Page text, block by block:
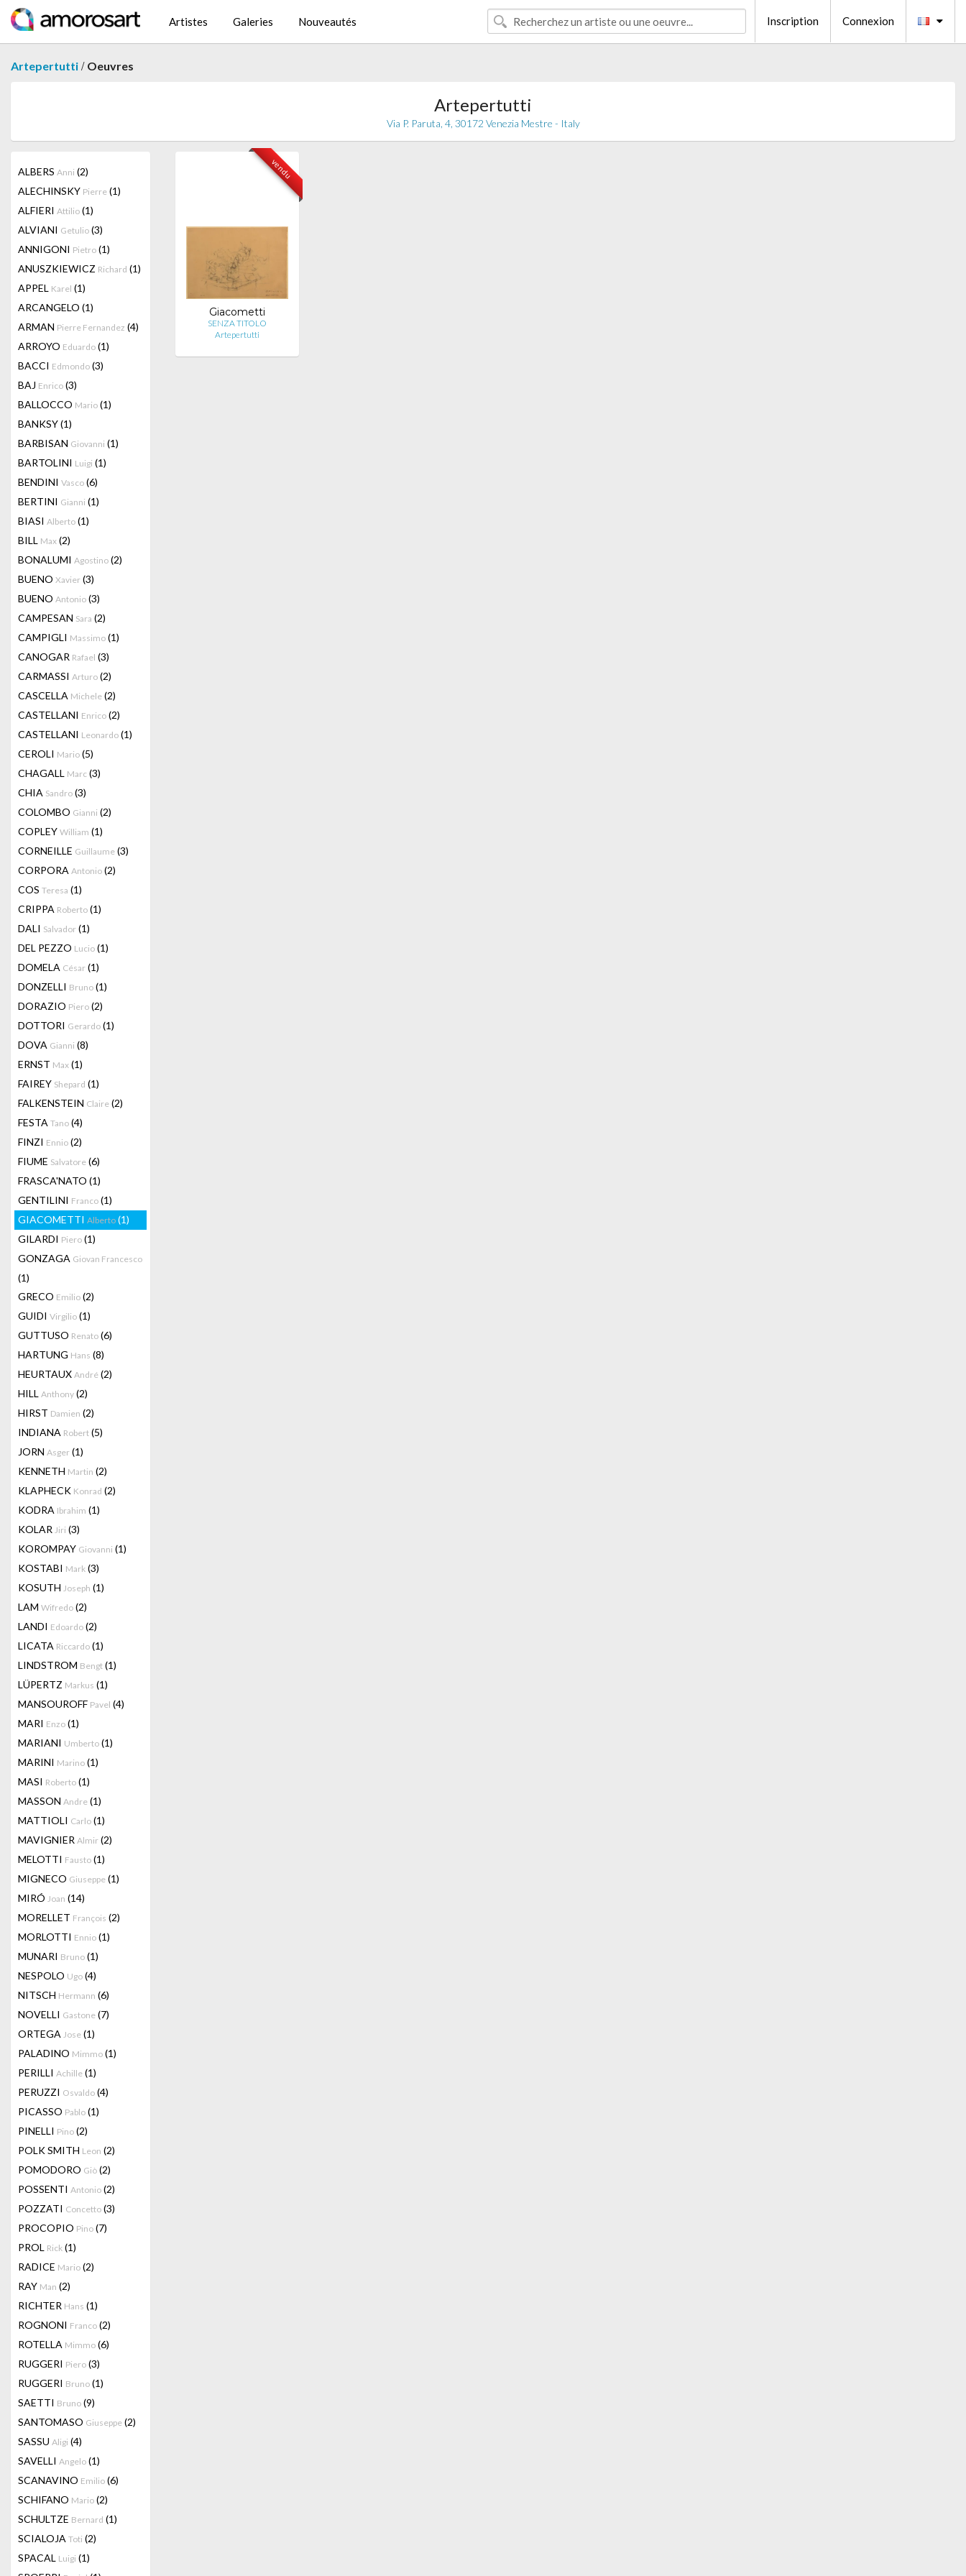
Artistes Galeries Nouveautés Inscription Connexion
Artepertutti / Oeuvres
Artepertutti
Via P. Paruta, 4, 30172 Venezia Mestre - Italy
ALBERS Anni (2)
ALECHINSKY Pierre (1)
ALFIERI Attilio (1)
ALVIANI Getulio (3)
ANNIGONI Pietro (1)
ANUSZKIEWICZ Richard (1)
APPEL Karel (1)
ARCANGELO (1)
ARMAN Pierre Fernandez (4)
ARROYO Eduardo (1)
BACCI Edmondo (3)
BAJ Enrico (3)
BALLOCCO Mario (1)
BANKSY(1)
BARBISAN Giovanni (1)
BARTOLINI Luigi (1)
BENDINI Vasco (6)
BERTINI Gianni (1)
BIASI Alberto (1)
BILL Max (2)
BONALUMI Agostino (2)
BUENO Xavier (3)
BUENO Antonio (3)
CAMPESAN Sara (2)
CAMPIGLI Massimo (1)
CANOGAR Rafael (3)
CARMASSI Arturo (2)
CASCELLA Michele (2)
CASTELLANI Enrico (2)
CASTELLANI Leonardo (1)
CEROLI Mario (5)
CHAGALL Marc (3)
CHIA Sandro (3)
COLOMBO Gianni (2)
COPLEY William (1)
CORNEILLE Guillaume (3)
CORPORA Antonio (2)
COS Teresa (1)
CRIPPA Roberto (1)
DALI Salvador (1)
DEL PEZZO Lucio (1)
DOMELA César (1)
DONZELLI Bruno (1)
DORAZIO Piero (2)
DOTTORI Gerardo (1)
DOVA Gianni (8)
ERNST Max (1)
FAIREY Shepard (1)
FALKENSTEIN Claire (2)
FESTA Tano (4)
FINZI Ennio (2)
FIUME Salvatore (6)
FRASCA'NATO (1)
GENTILINI Franco (1)
GIACOMETTI Alberto (1)
GILARDI Piero (1)
GONZAGA Giovan Francesco
(1)
GRECO Emilio (2)
GUIDI Virgilio (1)
GUTTUSO Renato (6)
HARTUNG Hans (8)
HEURTAUX André (2)
HILL Anthony (2)
HIRST Damien (2)
INDIANA Robert (5)
JORN Asger (1)
KENNETH Martin (2)
KLAPHECK Konrad (2)
KODRA Ibrahim (1)
KOLAR Jiri (3)
KOROMPAY Giovanni (1)
KOSTABI Mark (3)
KOSUTH Joseph (1)
LAM Wifredo (2)
LANDI Edoardo (2)
LICATA Riccardo (1)
LINDSTROM Bengt (1)
LÜPERTZ Markus (1)
MANSOUROFF Pavel (4)
MARI Enzo (1)
MARIANI Umberto (1)
MARINI Marino (1)
MASI Roberto (1)
MASSON Andre (1)
MATTIOLI Carlo (1)
MAVIGNIER Almir (2)
MELOTTI Fausto (1)
MIGNECO Giuseppe (1)
MIRÓ Joan (14)
MORELLET François (2)
MORLOTTI Ennio (1)
MUNARI Bruno (1)
NESPOLO Ugo (4)
NITSCH Hermann (6)
NOVELLI Gastone (7)
ORTEGA Jose (1)
PALADINO Mimmo (1)
PERILLI Achille (1)
PERUZZI Osvaldo (4)
PICASSO Pablo (1)
PINELLI Pino (2)
POLK SMITH Leon (2)
POMODORO Giò (2)
POSSENTI Antonio (2)
POZZATI Concetto (3)
PROCOPIO Pino (7)
PROL Rick (1)
RADICE Mario (2)
RAY Man (2)
RICHTER Hans (1)
ROGNONI Franco (2)
ROTELLA Mimmo (6)
RUGGERI Piero (3)
RUGGERI Bruno (1)
SAETTI Bruno (9)
SANTOMASO Giuseppe (2)
SASSU Aligi (4)
SAVELLI Angelo (1)
SCANAVINO Emilio (6)
SCHIFANO Mario (2)
SCHULTZE Bernard (1)
SCIALOJA Toti (2)
SPACAL Luigi (1)
vendu
Giacometti
SENZA TITOLO
Artepertutti